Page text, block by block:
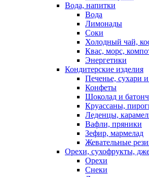
Вода, напитки
Вода
Лимонады
Соки
Холодный чай,
Квас, морс,
Энергетики
Кондитерские изделия
Печенье, сухари
Конфеты
Шоколад и
Круассаны,
Леденцы,
Вафли, пряники
Зефир, мармелад
Жевательные
Орехи, сухофрукты,
Орехи
Снеки